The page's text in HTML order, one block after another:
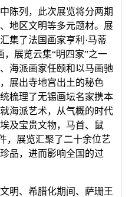
列，此次展览将分两期
地区文明等多元题材。展
集了法国画家亨利·马蒂
，展览云集“明四家”之一
海派画家任颐和以马画驰
展出寺地宫出土的秘色
梳理了无锡画坛名家携本
海派艺术，从气概的时代
及宝贵文物，马首、鼠
，展览汇聚了二十余位艺
品，进而影响全国的过
、希腊化期间、萨珊王